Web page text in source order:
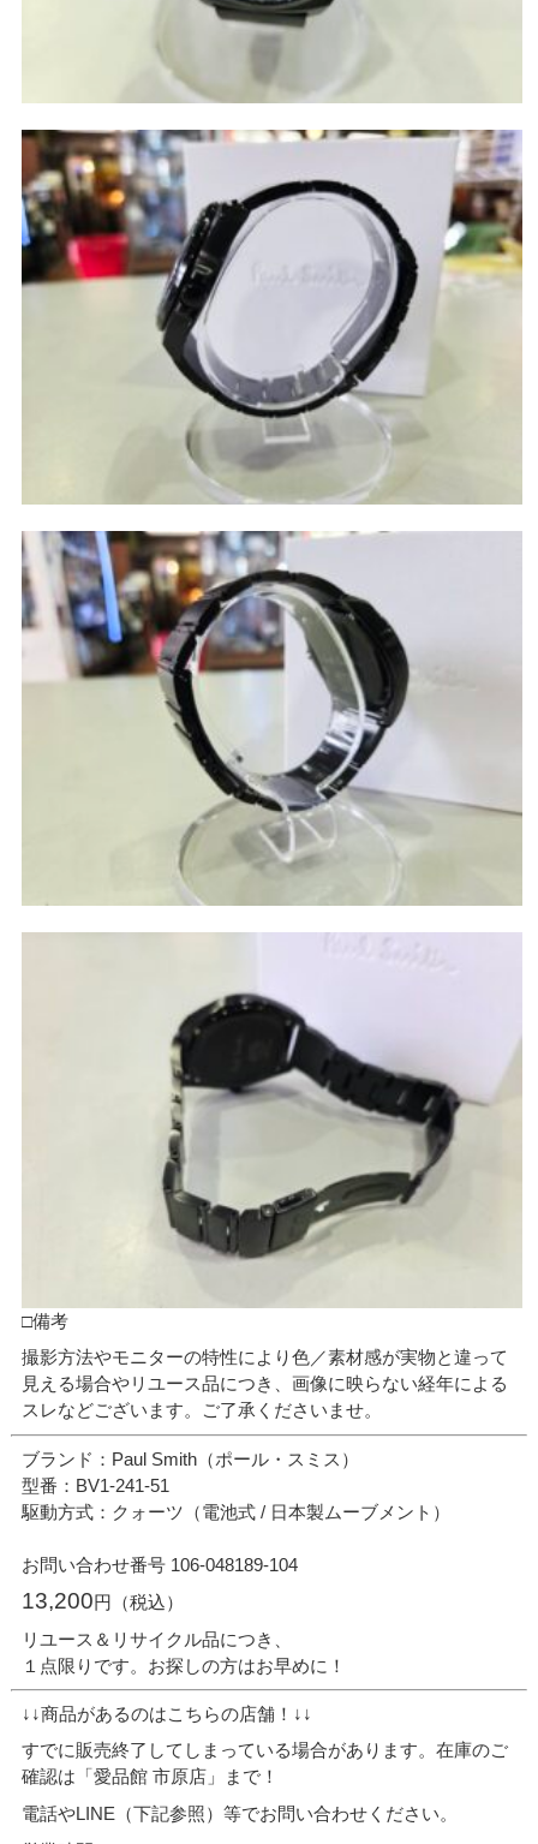
□備考
撮影方法やモニターの特性により色／素材感が実物と違って
見える場合やリユース品につき、画像に映らない経年による
スレなどございます。ご了承くださいませ。
ブランド：Paul Smith（ポール・スミス）
型番：BV1-241-51
駆動方式：クォーツ（電池式 / 日本製ムーブメント）
お問い合わせ番号 106-048189-104
13,200円（税込）
リユース＆リサイクル品につき、
１点限りです。お探しの方はお早めに！
↓↓商品があるのはこちらの店舗！↓↓
すでに販売終了してしまっている場合があります。在庫のご
確認は「愛品館 市原店」まで！
電話やLINE（下記参照）等でお問い合わせください。